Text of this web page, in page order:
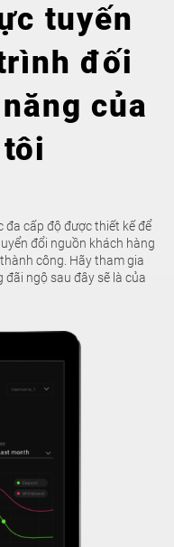
tuyến
đối
của
đa cấp độ được thiết kế để
đổi nguồn khách hàng
công. Hãy tham gia
ngộ sau đây sẽ là của